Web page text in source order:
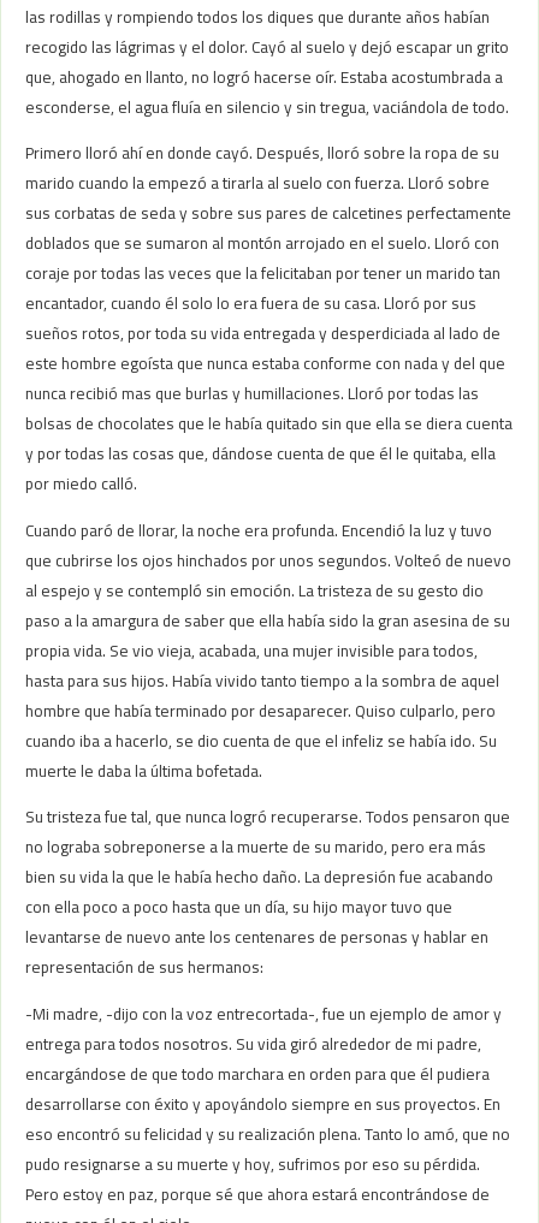
las rodillas y rompiendo todos los diques que durante años habían
recogido las lágrimas y el dolor. Cayó al suelo y dejó escapar un grito
que, ahogado en llanto, no logró hacerse oír. Estaba acostumbrada a
esconderse, el agua fluía en silencio y sin tregua, vaciándola de todo.
Primero lloró ahí en donde cayó. Después, lloró sobre la ropa de su
marido cuando la empezó a tirarla al suelo con fuerza. Lloró sobre
sus corbatas de seda y sobre sus pares de calcetines perfectamente
doblados que se sumaron al montón arrojado en el suelo. Lloró con
coraje por todas las veces que la felicitaban por tener un marido tan
encantador, cuando él solo lo era fuera de su casa. Lloró por sus
sueños rotos, por toda su vida entregada y desperdiciada al lado de
este hombre egoísta que nunca estaba conforme con nada y del que
nunca recibió mas que burlas y humillaciones. Lloró por todas las
bolsas de chocolates que le había quitado sin que ella se diera cuenta
y por todas las cosas que, dándose cuenta de que él le quitaba, ella
por miedo calló.
Cuando paró de llorar, la noche era profunda. Encendió la luz y tuvo
que cubrirse los ojos hinchados por unos segundos. Volteó de nuevo
al espejo y se contempló sin emoción. La tristeza de su gesto dio
paso a la amargura de saber que ella había sido la gran asesina de su
propia vida. Se vio vieja, acabada, una mujer invisible para todos,
hasta para sus hijos. Había vivido tanto tiempo a la sombra de aquel
hombre que había terminado por desaparecer. Quiso culparlo, pero
cuando iba a hacerlo, se dio cuenta de que el infeliz se había ido. Su
muerte le daba la última bofetada.
Su tristeza fue tal, que nunca logró recuperarse. Todos pensaron que
no lograba sobreponerse a la muerte de su marido, pero era más
bien su vida la que le había hecho daño. La depresión fue acabando
con ella poco a poco hasta que un día, su hijo mayor tuvo que
levantarse de nuevo ante los centenares de personas y hablar en
representación de sus hermanos:
-Mi madre, -dijo con la voz entrecortada-, fue un ejemplo de amor y
entrega para todos nosotros. Su vida giró alrededor de mi padre,
encargándose de que todo marchara en orden para que él pudiera
desarrollarse con éxito y apoyándolo siempre en sus proyectos. En
eso encontró su felicidad y su realización plena. Tanto lo amó, que no
pudo resignarse a su muerte y hoy, sufrimos por eso su pérdida.
Pero estoy en paz, porque sé que ahora estará encontrándose de